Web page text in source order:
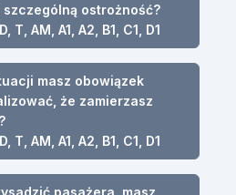
ostrożność?
T, AM, A1, A2, B1, C1, D1
masz obowiązek
że zamierzasz
T, AM, A1, A2, B1, C1, D1
pasażera, masz